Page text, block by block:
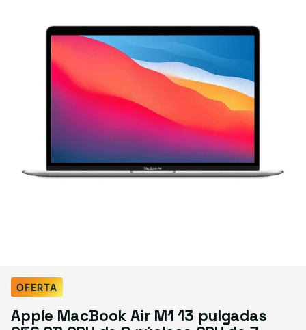
Select Color:
Space Gray
Silver
Gold
Variante agotada o no disponible
OFERTA
Apple MacBook Air M1 13 pulgadas